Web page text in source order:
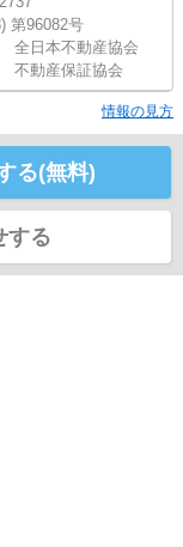
第96082号
全日本不動産協会
不動産保証協会
情報の見方
る(無料)
する